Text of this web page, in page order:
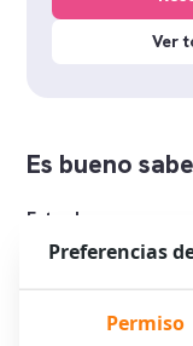
Ver
Es bueno
Entrada
Después 15:00
Salida
Antes 11:00
Preferencias
Permiso